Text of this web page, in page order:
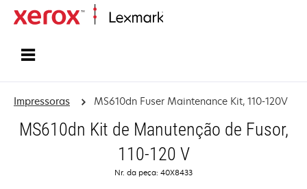
Impressoras MS610dn Fuser Maintenance Kit, 110-120V
MS610dn Kit de Manutenção de Fusor,
110-120 V
Nr. da peça: 40X8433